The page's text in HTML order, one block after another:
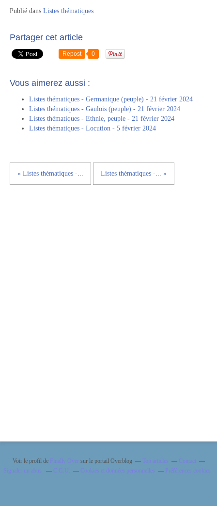
Publié dans Listes thématiques
Partager cet article
Repost 0
Vous aimerez aussi :
Listes thématiques - Germanique (peuple) - 21 février 2024
Listes thématiques - Gaulois (peuple) - 21 février 2024
Listes thématiques - Ethnie, peuple - 21 février 2024
Listes thématiques - Locution - 5 février 2024
« Listes thématiques -... Listes thématiques -... »
Voir le profil de Finally Oversur le portail Overblog Top articles
Contact
Signaler un abus
C.G.U. Cookies et données personnelles Préférences cookies